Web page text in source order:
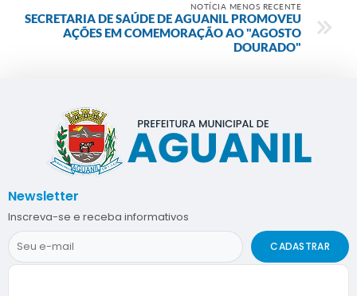
NOTÍCIA MENOS RECENTE
SECRETARIA DE SAÚDE DE AGUANIL PROMOVEU
AÇÕES EM COMEMORAÇÃO AO "AGOSTO
DOURADO"
Newsletter
Inscreva-se e receba informativos
CADASTRAR